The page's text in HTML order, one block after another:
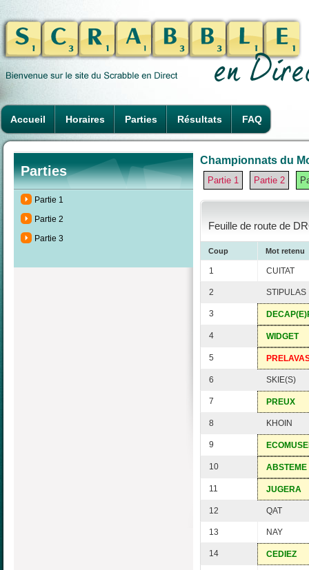
Accueil Horaires Parties Résultats FAQ
Parties
Partie 1
Partie 2
Partie 3
Championnats du
Partie 1 Partie 2
Feuille de route de
Coup Mot retenu
1 CUITAT
2 STIPULAS
3
4 WIDGET
5
6 SKIE(S)
7 PREUX
8 KHOIN
9
10 ABSTEME
11 JUGERA
12 QAT
13 NAY
14 CEDIEZ